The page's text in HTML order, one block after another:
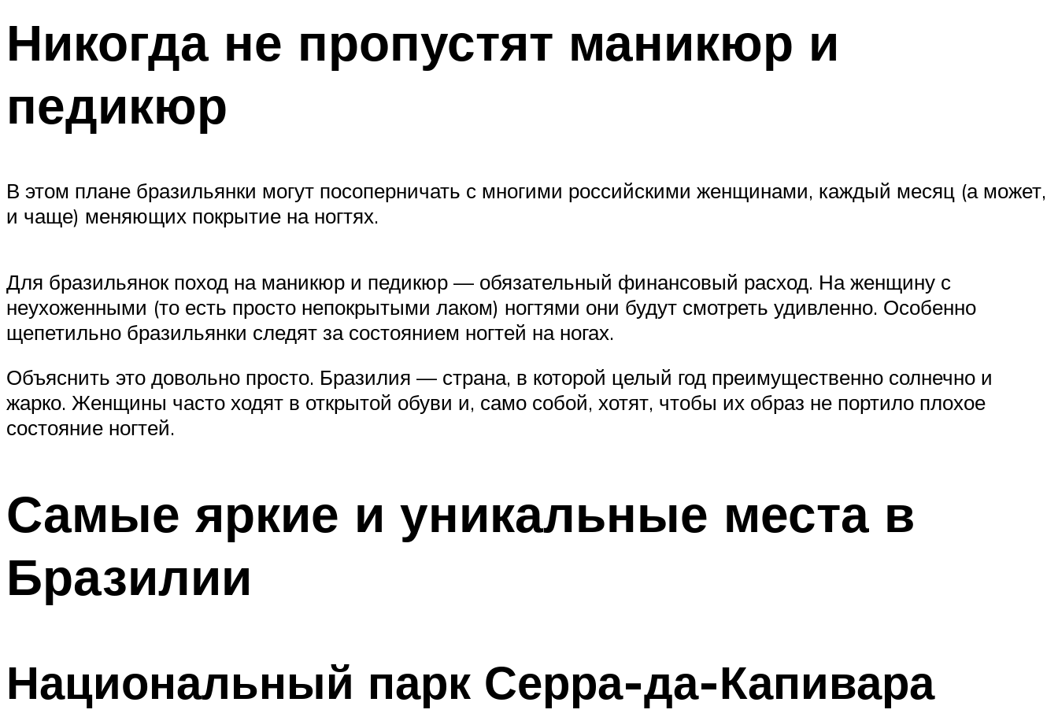
Никогда не пропустят маникюр и
педикюр
В этом плане бразильянки могут посоперничать с многими российскими женщинами, каждый месяц (а может,
и чаще) меняющих покрытие на ногтях.
Для бразильянок поход на маникюр и педикюр — обязательный финансовый расход. На женщину с
неухоженными (то есть просто непокрытыми лаком) ногтями они будут смотреть удивленно. Особенно
щепетильно бразильянки следят за состоянием ногтей на ногах.
Объяснить это довольно просто. Бразилия — страна, в которой целый год преимущественно солнечно и
жарко. Женщины часто ходят в открытой обуви и, само собой, хотят, чтобы их образ не портило плохое
состояние ногтей.
Самые яркие и уникальные места в
Бразилии
Национальный парк Серра-да-Капивара